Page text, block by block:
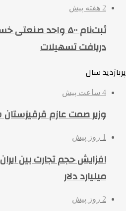
2 هفته پیش
ثبت‌نام ۵۰۰ واحد
دریافت تسهیلات
پربازدید سال
4 ساعت پیش
وزیر صمت عازم
1 روز پیش
میلیارد دلار
2 روز پیش